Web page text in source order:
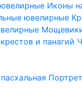
Иконы
ювелирные
и панагий